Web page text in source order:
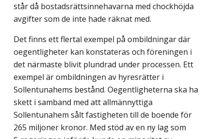
står då bostadsrättsinnehavarna med chockhöjda
avgifter som de inte hade räknat med.
Det finns ett flertal exempel på ombildningar där
oegentligheter kan konstateras och föreningen i
det närmaste blivit plundrad under processen. Ett
exempel är ombildningen av hyresrätter i
Sollentunahems bestånd. Oegentligheterna ska ha
skett i samband med att allmännyttiga
Sollentunahem sålt fastigheten till de boende för
265 miljoner kronor. Med stöd av en ny lag som